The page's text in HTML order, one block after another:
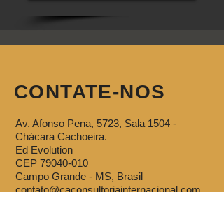
CONTATE-NOS
Av. Afonso Pena, 5723, Sala 1504 -
Chácara Cachoeira.
Ed Evolution
CEP 79040-010
Campo Grande - MS, Brasil
contato@caconsultoriainternacional.com